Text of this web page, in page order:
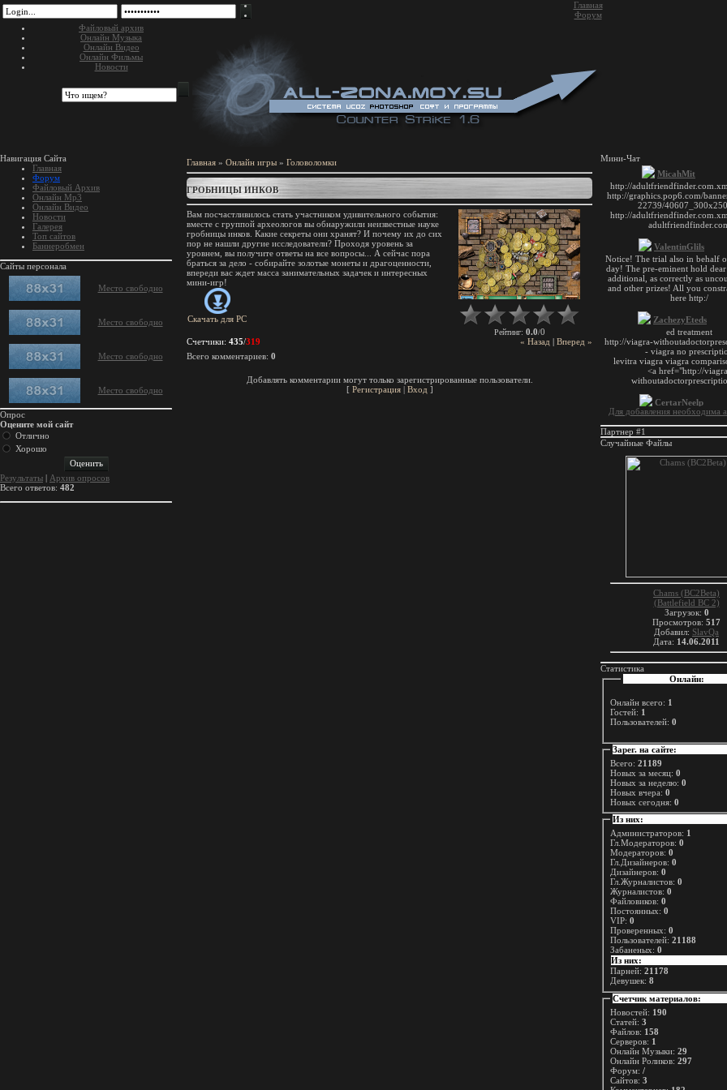
Главная
Форум
Файловый архив
Онлайн Музыка
Онлайн Видео
Онлайн Фильмы
Новости
Навигация Сайта
Главная
Форум
Файловый Архив
Онлайн Mp3
Онлайн Видео
Новости
Галерея
Топ сайтов
Баннеробмен
Сайты персонала
Место свободно
Место свободно
Место свободно
Место свободно
Опрос
Оцените мой сайт
Отлично
Хорошо
Результаты | Архив опросов
Всего ответов: 482
Главная » Онлайн игры » Головоломки
ГРОБНИЦЫ ИНКОВ
Вам посчастливилось стать участником удивительного события:
вместе с группой археологов вы обнаружили неизвестные науке
гробницы инков. Какие секреты они хранят? И почему их до сих
пор не нашли другие исследователи? Проходя уровень за
уровнем, вы получите ответы на все вопросы... А сейчас пора
браться за дело - собирайте золотые монеты и драгоценности,
впереди вас ждет масса занимательных задачек и интересных
мини-игр!
Скачать для PC
Рейтинг: 0.0/0
« Назад | Вперед »
Счетчики: 435/319
Всего комментариев: 0
Добавлять комментарии могут только зарегистрированные пользователи.
[ Регистрация| Вход ]
Мини-Чат
Для добавления необходима
Партнер #1
Случайные Файлы
Chams (BC2Beta)
(Battlefield BC 2)
Загрузок: 0
Просмотров: 517
Добавил: SlavQa
Дата: 14.06.2011
Статистика
Онлайн:
Онлайн всего: 1
Гостей: 1
Пользователей:0
Зарег. на сайте:
Всего:21189
Новых за месяц:0
Новых за неделю:0
Новых вчера:0
Новых сегодня:0
Из них:
Администраторов: 1
Гл.Модераторов:0
Модераторов:0
Гл.Дизайнеров:0
Дизайнеров:0
Гл.Журналистов:0
Журналистов:0
Файловиков:0
Постоянных:0
VIP:0
Проверенных:0
Пользователей:21188
Забаненых:0
Из них:
Парней:21178
Девушек:8
Счетчик материалов:
Новостей: 190
Статей:3
Файлов: 158
Серверов: 1
Онлайн Музыки:29
Онлайн Роликов:297
Форум:/
Сайтов:3